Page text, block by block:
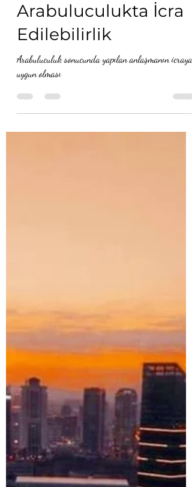
9 Mar 2025
2 dakikada okunur
Arabuluculukta İcra
Edilebilirlik
Arabuluculuk sonucunda yapılan anlaşmanın icraya